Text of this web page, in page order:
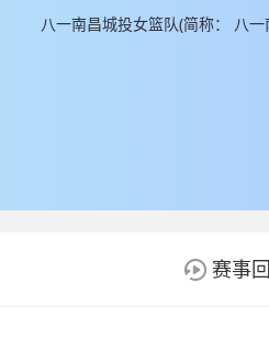
八一南昌城投女篮队(简称： 八
赛事